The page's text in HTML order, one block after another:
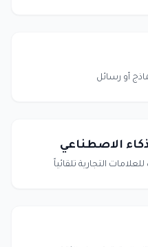
أو رسائل
الاصطناعي
التجارية تلقائياً